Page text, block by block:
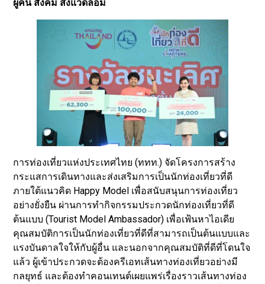
ผู้คน สังคม สิ่งแวดล้อม
การท่องเที่ยวแห่งประเทศไทย (ททท.) จัดโครงการสร้าง
กระแสการเดินทางและส่งเสริมการเป็นนักท่องเที่ยวที่ดี
ภายใต้แนวคิด Happy Model เพื่อสนับสนุนการท่องเที่ยว
อย่างยั่งยืน ผ่านการทำกิจกรรมประกวดนักท่องเที่ยวที่ดี
ต้นแบบ (Tourist Model Ambassador) เพื่อเฟ้นหาไอเดีย
คุณสมบัติการเป็นนักท่องเที่ยวที่ดีที่สามารถเป็นต้นแบบและ
แรงบันดาลใจให้กับผู้อื่น และนอกจากคุณสมบัติที่ดีที่โดนใจ
แล้ว ผู้เข้าประกวดจะต้องครีเอทเส้นทางท่องเที่ยวอย่างมี
กลยุทธ์ และต้องทำคอนเทนต์เผยแพร่เรื่องราวเส้นทางท่อง